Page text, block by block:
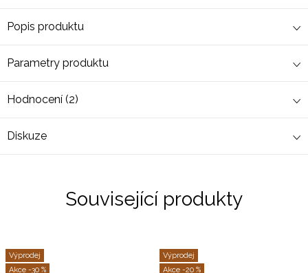
Popis produktu
Parametry produktu
Hodnocení (2)
Diskuze
Související produkty
Výprodej
-30 %
Výprodej
-20 %